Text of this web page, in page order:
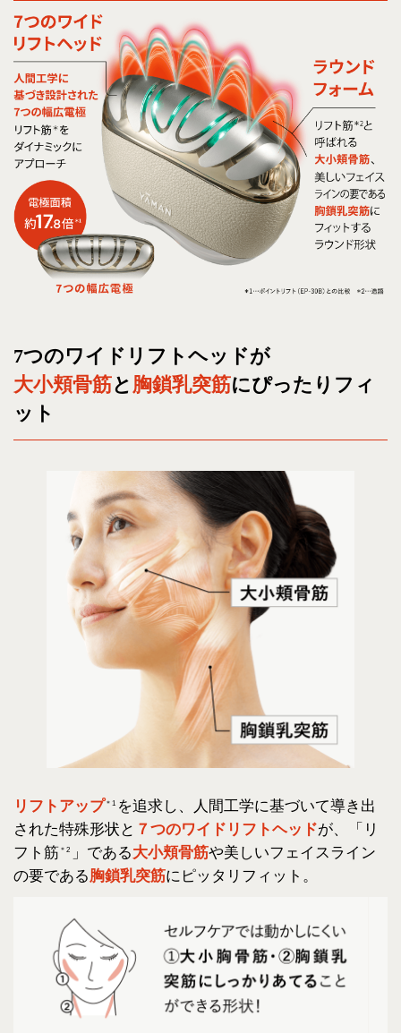
7つのワイドリフトヘッドが
大小頬骨筋と 胸鎖乳突筋にぴったりフィ
ット
リフトアップ＊1 を追求し、人間工学に基づいて導き出
された特殊形状と ７つのワイドリフトヘッドが、「リ
フト筋 ＊2 」である大小頬骨筋や美しいフェイスライン
の要である胸鎖乳突筋にピッタリフィット。